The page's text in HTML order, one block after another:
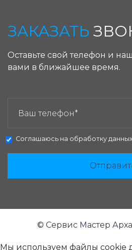
ЗАКАЗАТЬ
Оставьте свой телефон и
вами в ближайшее время.
Соглашаюсь на обработку
© Сервис Мастер
Мы используем файлы cookie